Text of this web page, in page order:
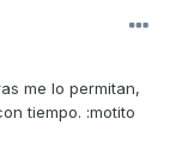
me lo permitan,
tiempo. :motito